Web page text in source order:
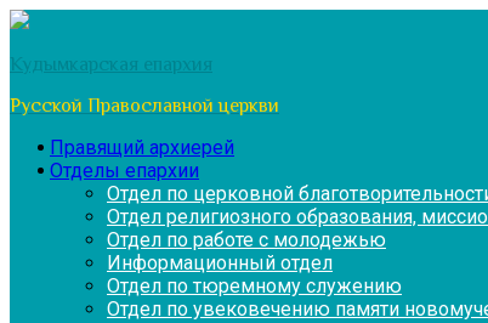
Перейти
содержимому
Кудымкарская епархия
Русской Православной церкви
Правящий архиерей
Отделы епархии
Отдел по церковной
Отдел религиозного образования,
Отдел по работе с молодежью
Информационный отдел
Отдел по тюремному служению
Отдел по увековечению памяти